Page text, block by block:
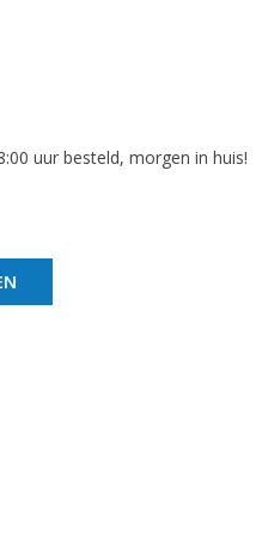
uur besteld, morgen in huis!